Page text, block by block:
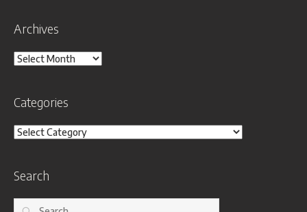
Archives
Archives
Categories
Categories
Search
Search